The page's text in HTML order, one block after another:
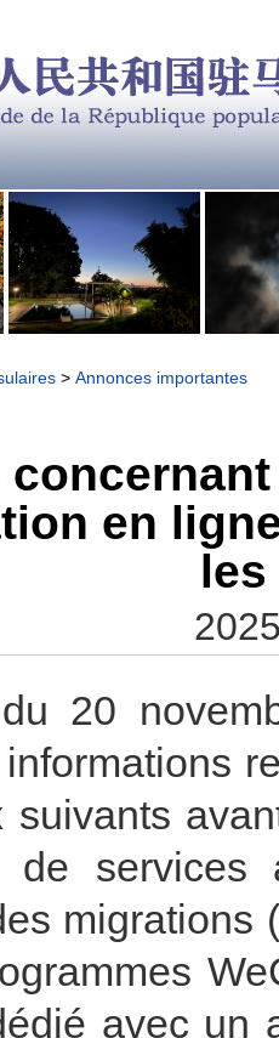
> Annonces importantes
en
les
20
suivants
de services
migrations
avec un